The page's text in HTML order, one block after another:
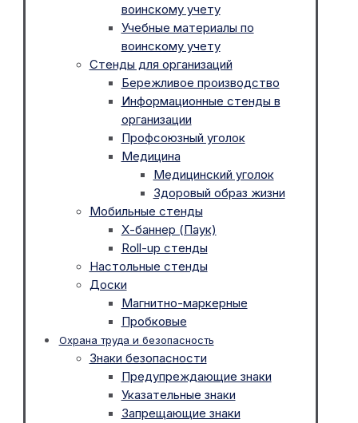
воинскому учету
Учебные материалы по
воинскому учету
Стенды для организаций
Бережливое производство
Информационные стенды в
организации
Профсоюзный уголок
Медицина
Медицинский уголок
Здоровый образ жизни
Мобильные стенды
Х-баннер (Паук)
Roll-up стенды
Настольные стенды
Доски
Магнитно-маркерные
Пробковые
Охрана труда и безопасность
Знаки безопасности
Предупреждающие знаки
Указательные знаки
Запрещающие знаки